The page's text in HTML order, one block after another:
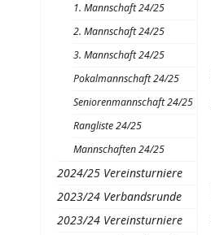
1. Mannschaft 24/25
2. Mannschaft 24/25
3. Mannschaft 24/25
Pokalmannschaft 24/25
Seniorenmannschaft 24/25
Rangliste 24/25
Mannschaften 24/25
2024/25 Vereinsturniere
2023/24 Verbandsrunde
2023/24 Vereinsturniere